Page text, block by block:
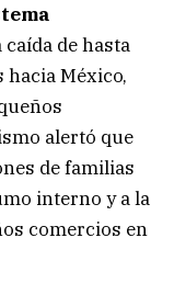
de hasta
hacia México,
alertó que
de familias
interno y a la
comercios en